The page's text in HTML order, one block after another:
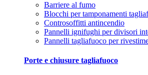
Barriere al fumo
Blocchi per tamponamenti
Controsoffitti antincendio
Pannelli ignifughi per divisori
Pannelli tagliafuoco per
Porte e chiusure tagliafuoco